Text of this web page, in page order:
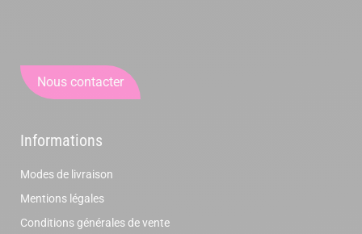
Nous contacter
Informations
Modes de livraison
Mentions légales
Conditions générales de vente